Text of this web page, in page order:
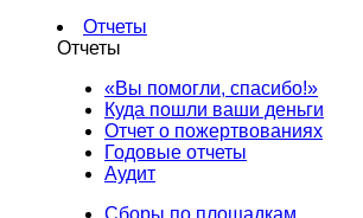
Отчеты
Отчеты
«Вы помогли, спасибо!»
Куда пошли ваши деньги
Отчет о пожертвованиях
Годовые отчеты
Аудит
Сборы по площадкам